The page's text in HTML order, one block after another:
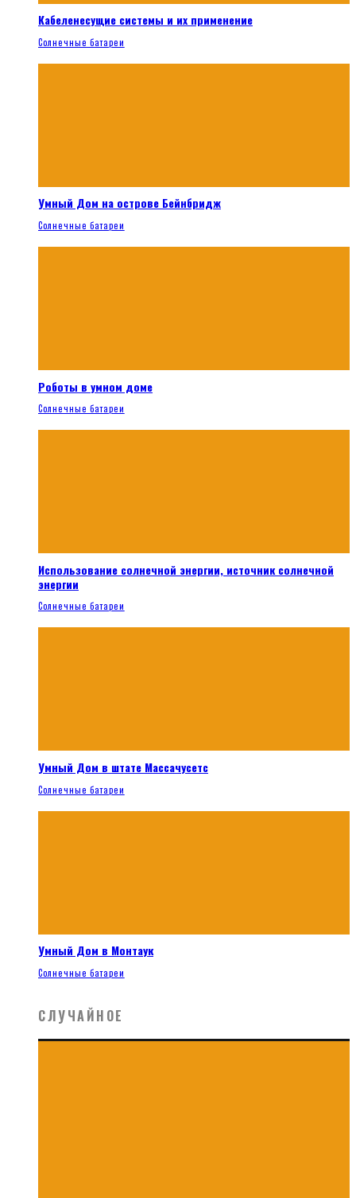
Кабеленесущие системы и их применение
Солнечные батареи
Умный Дом на острове Бейнбридж
Солнечные батареи
Роботы в умном доме
Солнечные батареи
Использование солнечной энергии, источник солнечной
энергии
Солнечные батареи
Умный Дом в штате Массачусетс
Солнечные батареи
Умный Дом в Монтаук
Солнечные батареи
СЛУЧАЙНОЕ